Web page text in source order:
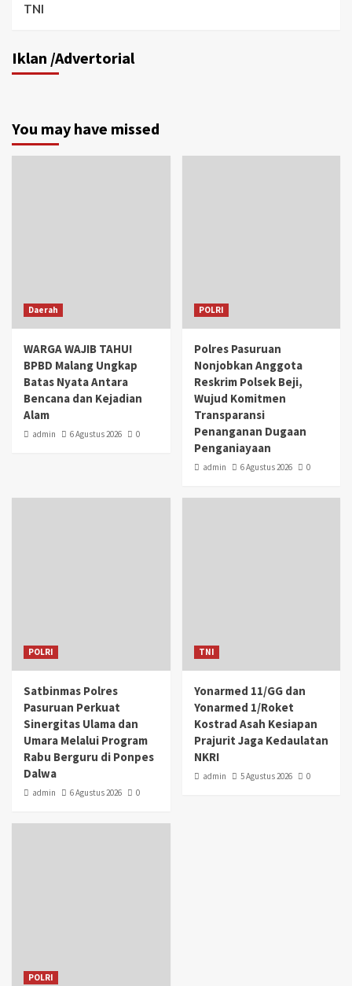
TNI
Iklan /Advertorial
You may have missed
Daerah
WARGA WAJIB TAHU!
BPBD Malang Ungkap
Batas Nyata Antara
Bencana dan Kejadian
Alam
admin 6 Agustus 2026 0
POLRI
Polres Pasuruan
Nonjobkan Anggota
Reskrim Polsek Beji,
Wujud Komitmen
Transparansi
Penanganan Dugaan
Penganiayaan
admin 6 Agustus 2026 0
POLRI
Satbinmas Polres
Pasuruan Perkuat
Sinergitas Ulama dan
Umara Melalui Program
Rabu Berguru di Ponpes
Dalwa
admin 6 Agustus 2026 0
TNI
Yonarmed 11/GG dan
Yonarmed 1/Roket
Kostrad Asah Kesiapan
Prajurit Jaga Kedaulatan
NKRI
admin 5 Agustus 2026 0
POLRI